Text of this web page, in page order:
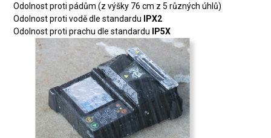
Odolnost proti pádům (z výšky 76 cm z 5 různých úhlů)
Odolnost proti vodě dle standardu
IPX2
Odolnost proti prachu dle standardu
IP5X